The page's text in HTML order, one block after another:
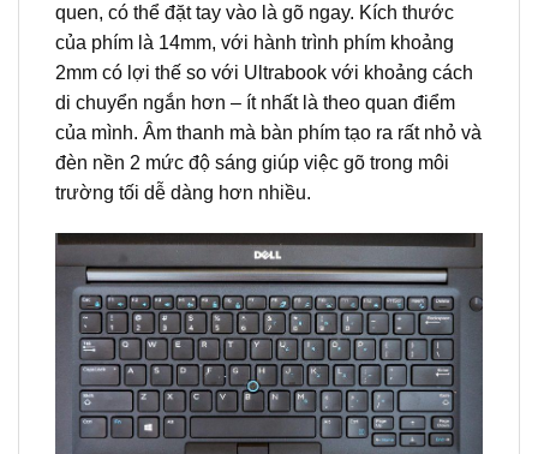
quen, có thể đặt tay vào là gõ ngay. Kích thước
của phím là 14mm, với hành trình phím khoảng
2mm có lợi thế so với Ultrabook với khoảng cách
di chuyển ngắn hơn – ít nhất là theo quan điểm
của mình. Âm thanh mà bàn phím tạo ra rất nhỏ và
đèn nền 2 mức độ sáng giúp việc gõ trong môi
trường tối dễ dàng hơn nhiều.